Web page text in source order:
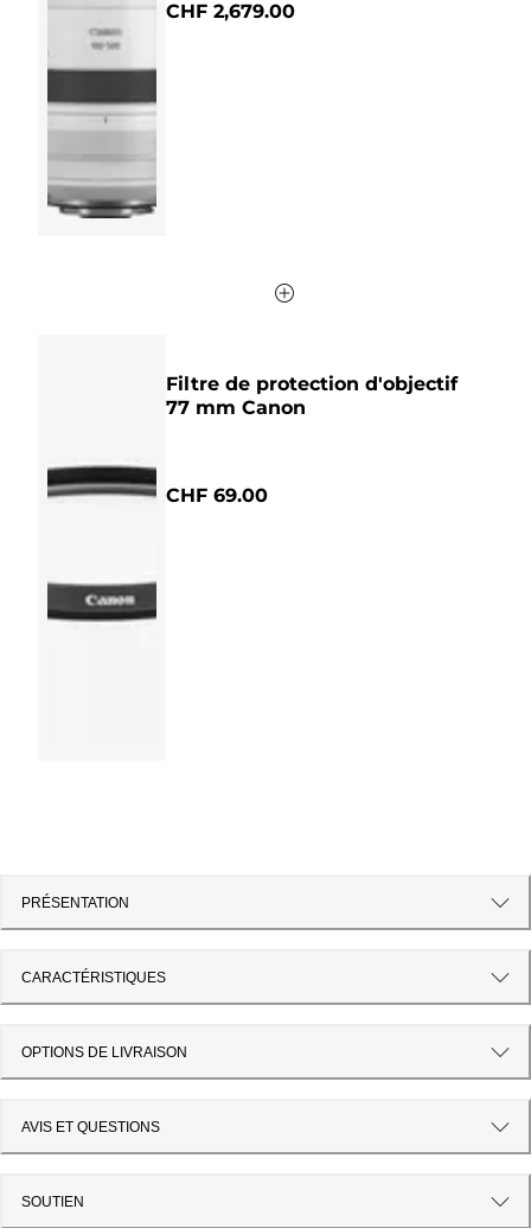
CHF 2,679.00
Filtre de protection d'objectif
77 mm Canon
CHF 69.00
PRÉSENTATION
CARACTÉRISTIQUES
OPTIONS DE LIVRAISON
AVIS ET QUESTIONS
SOUTIEN